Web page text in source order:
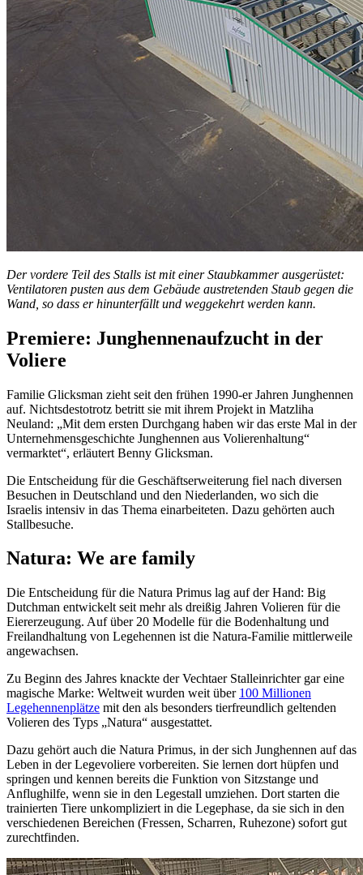
Der vordere Teil des Stalls ist mit einer Staubkammer ausgerüstet:
Ventilatoren pusten aus dem Gebäude austretenden Staub gegen die
Wand, so dass er hinunterfällt und weggekehrt werden kann.
Premiere: Junghennenaufzucht in der
Voliere
Familie Glicksman zieht seit den frühen 1990-er Jahren Junghennen
auf. Nichtsdestotrotz betritt sie mit ihrem Projekt in Matzliha
Neuland: „Mit dem ersten Durchgang haben wir das erste Mal in der
Unternehmensgeschichte Junghennen aus Volierenhaltung“
vermarktet“, erläutert Benny Glicksman.
Die Entscheidung für die Geschäftserweiterung fiel nach diversen
Besuchen in Deutschland und den Niederlanden, wo sich die
Israelis intensiv in das Thema einarbeiteten. Dazu gehörten auch
Stallbesuche.
Natura: We are family
Die Entscheidung für die Natura Primus lag auf der Hand: Big
Dutchman entwickelt seit mehr als dreißig Jahren Volieren für die
Eiererzeugung. Auf über 20 Modelle für die Bodenhaltung und
Freilandhaltung von Legehennen ist die Natura-Familie mittlerweile
angewachsen.
Zu Beginn des Jahres knackte der Vechtaer Stalleinrichter gar eine
magische Marke: Weltweit wurden weit über 100 Millionen
Legehennenplätze mit den als besonders tierfreundlich geltenden
Volieren des Typs „Natura“ ausgestattet.
Dazu gehört auch die Natura Primus, in der sich Junghennen auf das
Leben in der Legevoliere vorbereiten. Sie lernen dort hüpfen und
springen und kennen bereits die Funktion von Sitzstange und
Anflughilfe, wenn sie in den Legestall umziehen. Dort starten die
trainierten Tiere unkompliziert in die Legephase, da sie sich in den
verschiedenen Bereichen (Fressen, Scharren, Ruhezone) sofort gut
zurechtfinden.